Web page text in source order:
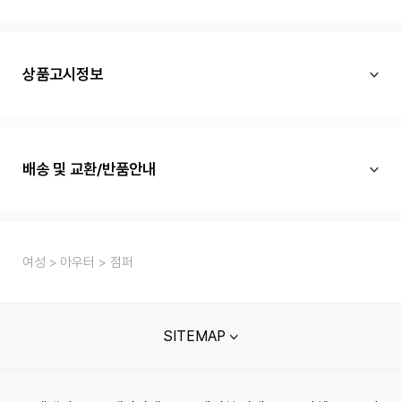
상품고시정보
배송 및 교환/반품안내
여성 아우터 점퍼
SITEMAP